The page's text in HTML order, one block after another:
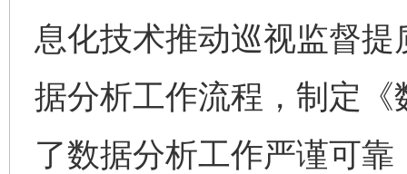
息化技术推动巡视监督
据分析工作流程，制定
了数据分析工作严谨可